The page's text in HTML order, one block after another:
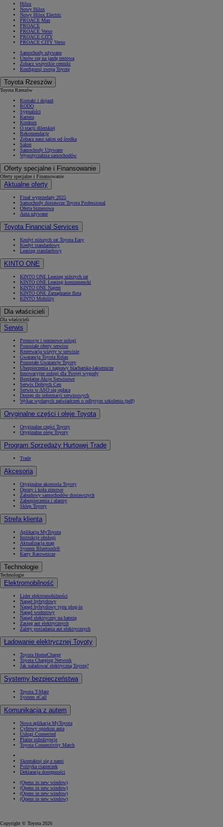
Hilux
Nowy Hilux
Nowy Hilux Electric
PROACE Max
PROACE
PROACE Verso
PROACE CITY
PROACE CITY Verso
Samochody używane
Umów się na jazdę testową
Zobacz wszystkie cenniki
Konfiguruj swoją Toyotę
Toyota Rzeszów
Toyota Rzeszów
Kontakt i dojazd
RODO
Sygnaliści
Kariera
Konkurs
O stacji dilerskiej
Rekomendacje
Zobacz nasz salon od środka
Salon
Samochody Używane
Wypożyczalnia samochodów
Oferty specjalne i Finansowanie
Oferty specjalne i Finansowanie
Aktualne oferty
Finał wyprzedaży 2025
Samochody dostawcze Toyota Professional
Oferta biznesowa
Auta używane
Toyota Financial Services
Kredyt niższych rat Toyota Easy
Kredyt standardowy
Leasing standardowy
KINTO ONE
KINTO ONE Leasing niższych rat
KINTO ONE Leasing konsumencki
KINTO ONE Najem
KINTO ONE Zarządzanie flotą
KINTO Mobility
Dla właścicieli
Dla właścicieli
Serwis
Promocje i sezonowe usługi
Pozostałe oferty serwisu
Rezerwacja wizyty w serwisie
Gwarancja Toyota Relax
Pozostałe Gwarancje Toyoty
Ubezpieczenia i naprawy blacharsko-lakiernicze
Innowacyjne usługi dla Twojej wygody
Bezpłatne Akcje Serwisowe
Serwis Dobrych Cen
Serwis w ASO się opłaca
Dostęp do informacji serwisowych
Wykaz wydanych zaświadczeń o odbytym szkoleniu (pdf)
Oryginalne części i oleje Toyota
Oryginalne części Toyoty
Oryginalne oleje Toyoty
Program Sprzedaży Hurtowej Trade
Trade
Akcesoria
Oryginalne akcesoria Toyoty
Opony i koła zimowe
Zabudowy samochodów dostawczych
Zabezpieczenia i alarmy
Sklep Toyoty
Strefa klienta
Aplikacja MyToyota
Instrukcje obsługi
Aktualizacja map
System Bluetooth®
Karty Ratownicze
Technologie
Technologie
Elektromobilność
Lider elektromobilności
Napęd hybrydowy
Napęd hybrydowy typu plug-in
Napęd wodorowy
Napęd elektryczny na baterię
Zasięg aut elektrycznych
Zalety posiadania aut elektrycznych
Ładowanie elektrycznej Toyoty
Toyota HomeCharge
Toyota Charging Network
Jak naładować elektryczną Toyotę?
Systemy bezpieczeństwa
Toyota T-Mate
System eCall
Komunikacja z autem
Nowa aplikacja MyToyota
Cyfrowy opiekun auta
Usługi Connected
Płatne subskrypcje
Toyota Connectivity Match
Skontaktuj się z nami
Polityka ciasteczek
Deklaracja dostępności
(Opens in new window)
(Opens in new window)
(Opens in new window)
(Opens in new window)
Copyright © Toyota 2026